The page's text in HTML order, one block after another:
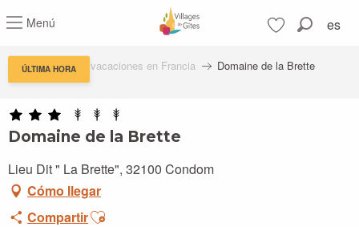
au
principal
ÚLTIMA HORA
Menú es
Residencias de vacaciones en Francia Domaine de la Brette
Domaine de la Brette
Lieu Dit " La Brette", 32100 Condom
Cómo llegar
CompartirAjouter aux favoris